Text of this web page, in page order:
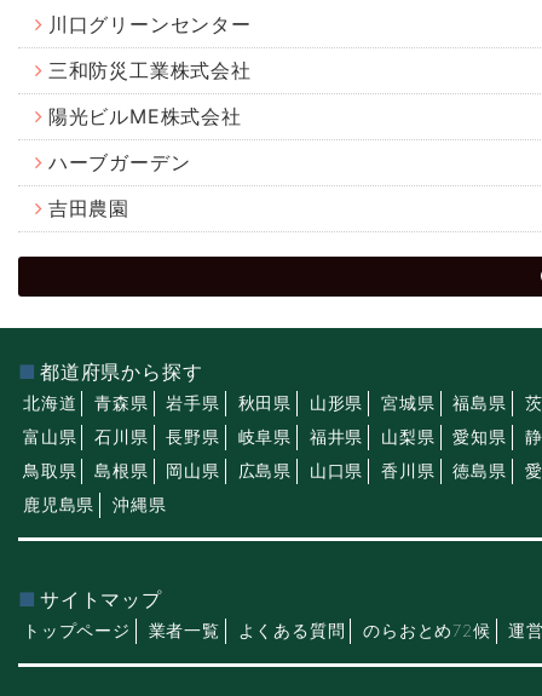
川口グリーンセンター
三和防災工業株式会社
陽光ビルME株式会社
ハーブガーデン
吉田農園
都道府県から探す
北海道 青森県 岩手県 秋田県 山形県 宮城県 福島県
富山県
石川県 長野県 岐阜県 福井県 山梨県 愛知県
鳥取県
島根県 岡山県 広島県 山口県 香川県 徳島県
鹿児島県
沖縄県
サイトマップ
トップページ 業者一覧 よくある質問 のらおとめ72候 運